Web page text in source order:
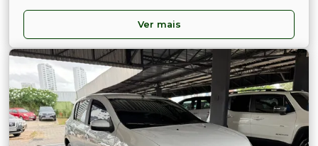
Ver mais